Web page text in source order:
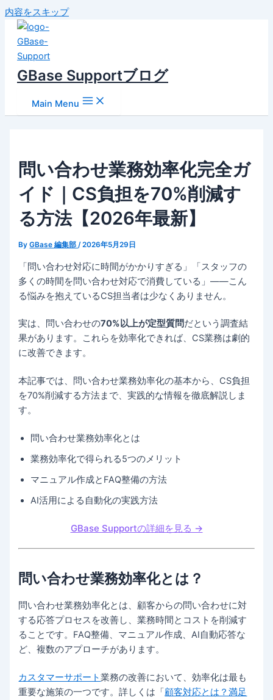
内容をスキップ
GBase Supportブログ
Main Menu
問い合わせ業務効率化完全ガ
イド｜CS負担を70%削減す
る方法【2026年最新】
ByGBase 編集部/2026年5月29日
「問い合わせ対応に時間がかかりすぎる」「スタッフの
多くの時間を問い合わせ対応で消費している」——こん
る悩みを抱えているCS担当者は少なくありません。
実は、問い合わせの70%以上が定型質問だという調査結
果があります。これらを効率化できれば、CS業務は劇的
に改善できます。
本記事では、問い合わせ業務効率化の基本から、CS負担
を70%削減する方法まで、実践的な情報を徹底解説しま
す。
問い合わせ業務効率化とは
業務効率化で得られる5つのメリット
マニュアル作成とFAQ整備の方法
AI活用による自動化の実践方法
GBase Supportの詳細を見る →
問い合わせ業務効率化とは？
問い合わせ業務効率化とは、顧客からの問い合わせに対
する応答プロセスを改善し、業務時間とコストを削減す
ることです。FAQ整備、マニュアル作成、AI自動応答な
ど、複数のアプローチがあります。
カスタマーサポート業務の改善において、効率化は最も
重要な施策の一つです。詳しくは「顧客対応とは？満足